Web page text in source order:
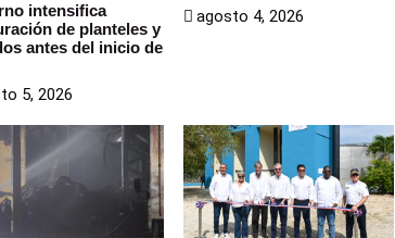
intensifica
de planteles y
antes del inicio de
5, 2026
agosto 4, 2026